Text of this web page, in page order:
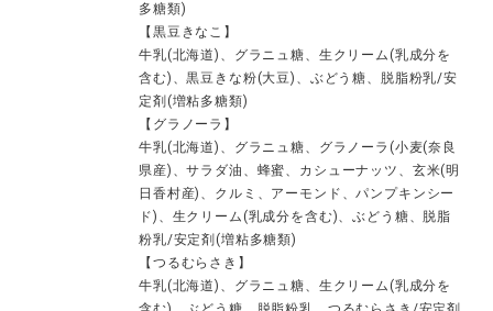
多糖類)
【黒豆きなこ】
牛乳(北海道)、グラニュ糖、生クリーム(乳成分を
含む)、黒豆きな粉(大豆)、ぶどう糖、脱脂粉乳/安
定剤(増粘多糖類)
【グラノーラ】
牛乳(北海道)、グラニュ糖、グラノーラ(小麦(奈良
県産)、サラダ油、蜂蜜、カシューナッツ、玄米(明
日香村産)、クルミ、アーモンド、パンプキンシー
ド)、生クリーム(乳成分を含む)、ぶどう糖、脱脂
粉乳/安定剤(増粘多糖類)
【つるむらさき】
牛乳(北海道)、グラニュ糖、生クリーム(乳成分を